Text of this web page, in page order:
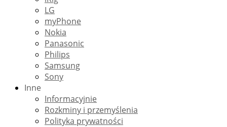
LG
myPhone
Nokia
Panasonic
Philips
Samsung
Sony
Inne
Informacyjnie
Rozkminy i przemyślenia
Polityka prywatności